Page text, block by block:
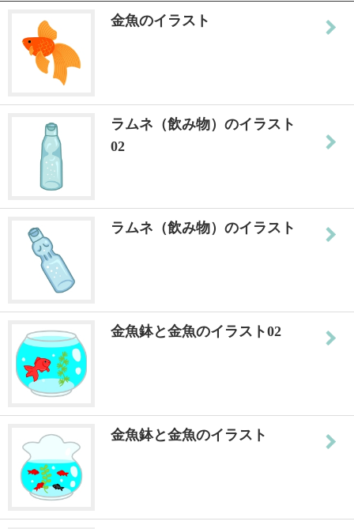
金魚のイラスト
ラムネ（飲み物）のイラスト
02
ラムネ（飲み物）のイラスト
金魚鉢と金魚のイラスト02
金魚鉢と金魚のイラスト